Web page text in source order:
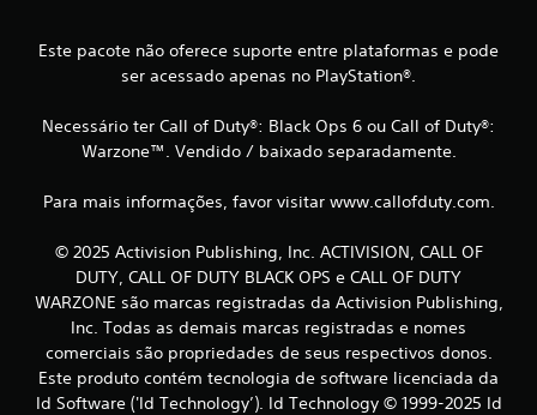
õ
e
s
Este pacote não oferece suporte entre plataformas e pode
ser acessado apenas no PlayStation®.
Necessário ter Call of Duty®: Black Ops 6 ou Call of Duty®:
Warzone™. Vendido / baixado separadamente.
Para mais informações, favor visitar www.callofduty.com.
© 2025 Activision Publishing, Inc. ACTIVISION, CALL OF
DUTY, CALL OF DUTY BLACK OPS e CALL OF DUTY
WARZONE são marcas registradas da Activision Publishing,
Inc. Todas as demais marcas registradas e nomes
comerciais são propriedades de seus respectivos donos.
Este produto contém tecnologia de software licenciada da
Id Software ('Id Technology’). Id Technology © 1999-2025 Id